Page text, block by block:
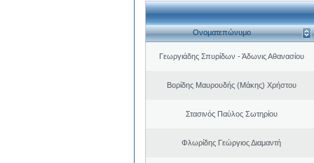
Ονοματεπώνυμο
Γεωργιάδης Σπυρίδων - Άδωνις Αθανασίου
Βορίδης Μαυρουδής (Μάκης) Χρήστου
Στασινός Παύλος Σωτηρίου
Φλωρίδης Γεώργιος Διαμαντή